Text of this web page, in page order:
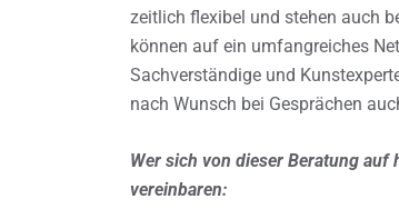
zeitlich flexibel und stehen auch
können auf ein umfangreiches
Sachverständige und
nach Wunsch bei Gesprächen
Wer sich von dieser Beratung auf
vereinbaren: